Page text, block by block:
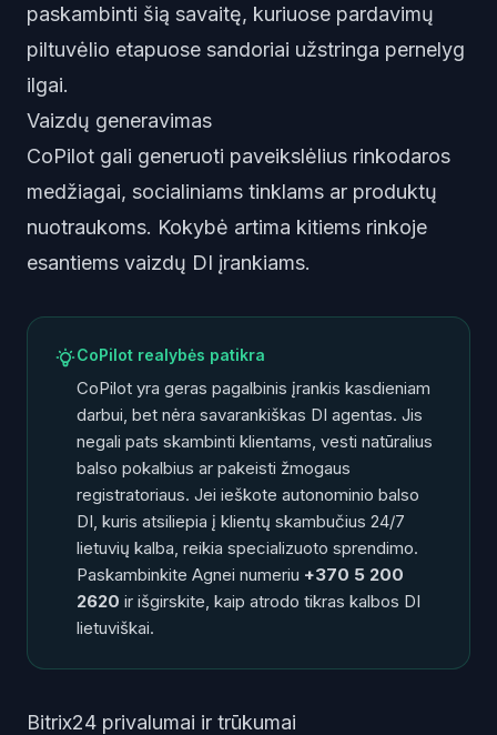
paskambinti šią savaitę, kuriuose pardavimų
piltuvėlio etapuose sandoriai užstringa pernelyg
ilgai.
Vaizdų generavimas
CoPilot gali generuoti paveikslėlius rinkodaros
medžiagai, socialiniams tinklams ar produktų
nuotraukoms. Kokybė artima kitiems rinkoje
esantiems vaizdų DI įrankiams.
CoPilot realybės patikra
CoPilot yra geras pagalbinis įrankis kasdieniam
darbui, bet nėra savarankiškas DI agentas. Jis
negali pats skambinti klientams, vesti natūralius
balso pokalbius ar pakeisti žmogaus
registratoriaus. Jei ieškote autonominio balso
DI, kuris atsiliepia į klientų skambučius 24/7
lietuvių kalba, reikia specializuoto sprendimo.
Paskambinkite Agnei numeriu +370 5 200
2620 ir išgirskite, kaip atrodo tikras kalbos DI
lietuviškai.
Bitrix24 privalumai ir trūkumai